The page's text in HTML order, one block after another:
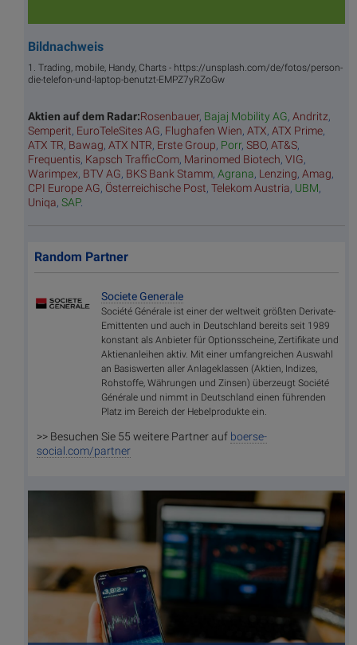
Bildnachweis
1. Trading, mobile, Handy, Charts - https://unsplash.com/de/fotos/person-
die-telefon-und-laptop-benutzt-EMPZ7yRZoGw
Aktien auf dem Radar:Rosenbauer, Bajaj Mobility AG, Andritz,
Semperit, EuroTeleSites AG, Flughafen Wien, ATX, ATX Prime,
ATX TR, Bawag, ATX NTR, Erste Group, Porr, SBO, AT&S,
Frequentis, Kapsch TrafficCom, Marinomed Biotech, VIG,
Warimpex, BTV AG, BKS Bank Stamm, Agrana, Lenzing, Amag,
CPI Europe AG, Österreichische Post, Telekom Austria, UBM,
Uniqa, SAP.
Random Partner
Societe Generale
Société Générale ist einer der weltweit größten Derivate-
Emittenten und auch in Deutschland bereits seit 1989
konstant als Anbieter für Optionsscheine, Zertifikate und
Aktienanleihen aktiv. Mit einer umfangreichen Auswahl
an Basiswerten aller Anlageklassen (Aktien, Indizes,
Rohstoffe, Währungen und Zinsen) überzeugt Société
Générale und nimmt in Deutschland einen führenden
Platz im Bereich der Hebelprodukte ein.
>> Besuchen Sie 55 weitere Partner auf boerse-
social.com/partner